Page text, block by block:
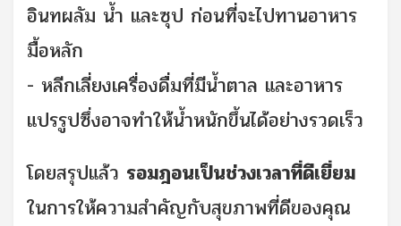
อินทผลัม น้ำ และซุป ก่อนที่จะไปทานอาหาร
มื้อหลัก
- หลีกเลี่ยงเครื่องดื่มที่มีน้ำตาล และอาหาร
แปรรูปซึ่งอาจทำให้น้ำหนักขึ้นได้อย่างรวดเร็ว
โดยสรุปแล้ว รอมฎอนเป็นช่วงเวลาที่ดีเยี่ยม
ในการให้ความสำคัญกับสุขภาพที่ดีของคุณ